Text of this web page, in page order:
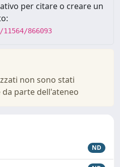
per citare o creare un
866093
non sono stati
parte dell'ateneo
ND